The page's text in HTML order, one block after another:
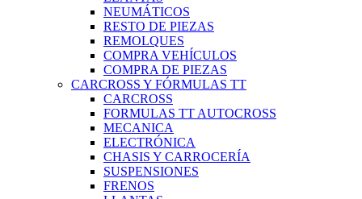
NEUMÁTICOS
RESTO DE PIEZAS
REMOLQUES
COMPRA VEHÍCULOS
COMPRA DE PIEZAS
CARCROSS Y FÓRMULAS TT
CARCROSS
FORMULAS TT AUTOCROSS
MECANICA
ELECTRÓNICA
CHASIS Y CARROCERÍA
SUSPENSIONES
FRENOS